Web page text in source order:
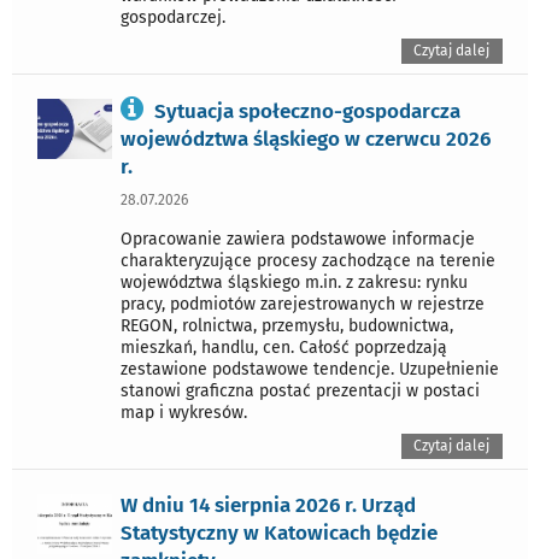
gospodarczej.
Czytaj dalej
Sytuacja społeczno-gospodarcza
województwa śląskiego w czerwcu 2026
r.
28.07.2026
Opracowanie zawiera podstawowe informacje
charakteryzujące procesy zachodzące na terenie
województwa śląskiego m.in. z zakresu: rynku
pracy, podmiotów zarejestrowanych w rejestrze
REGON, rolnictwa, przemysłu, budownictwa,
mieszkań, handlu, cen. Całość poprzedzają
zestawione podstawowe tendencje. Uzupełnienie
stanowi graficzna postać prezentacji w postaci
map i wykresów.
Czytaj dalej
W dniu 14 sierpnia 2026 r. Urząd
Statystyczny w Katowicach będzie